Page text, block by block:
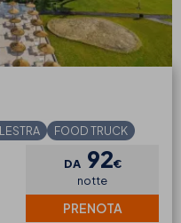
FOOD TRUCK
DA 92€
notte
PRENOTA